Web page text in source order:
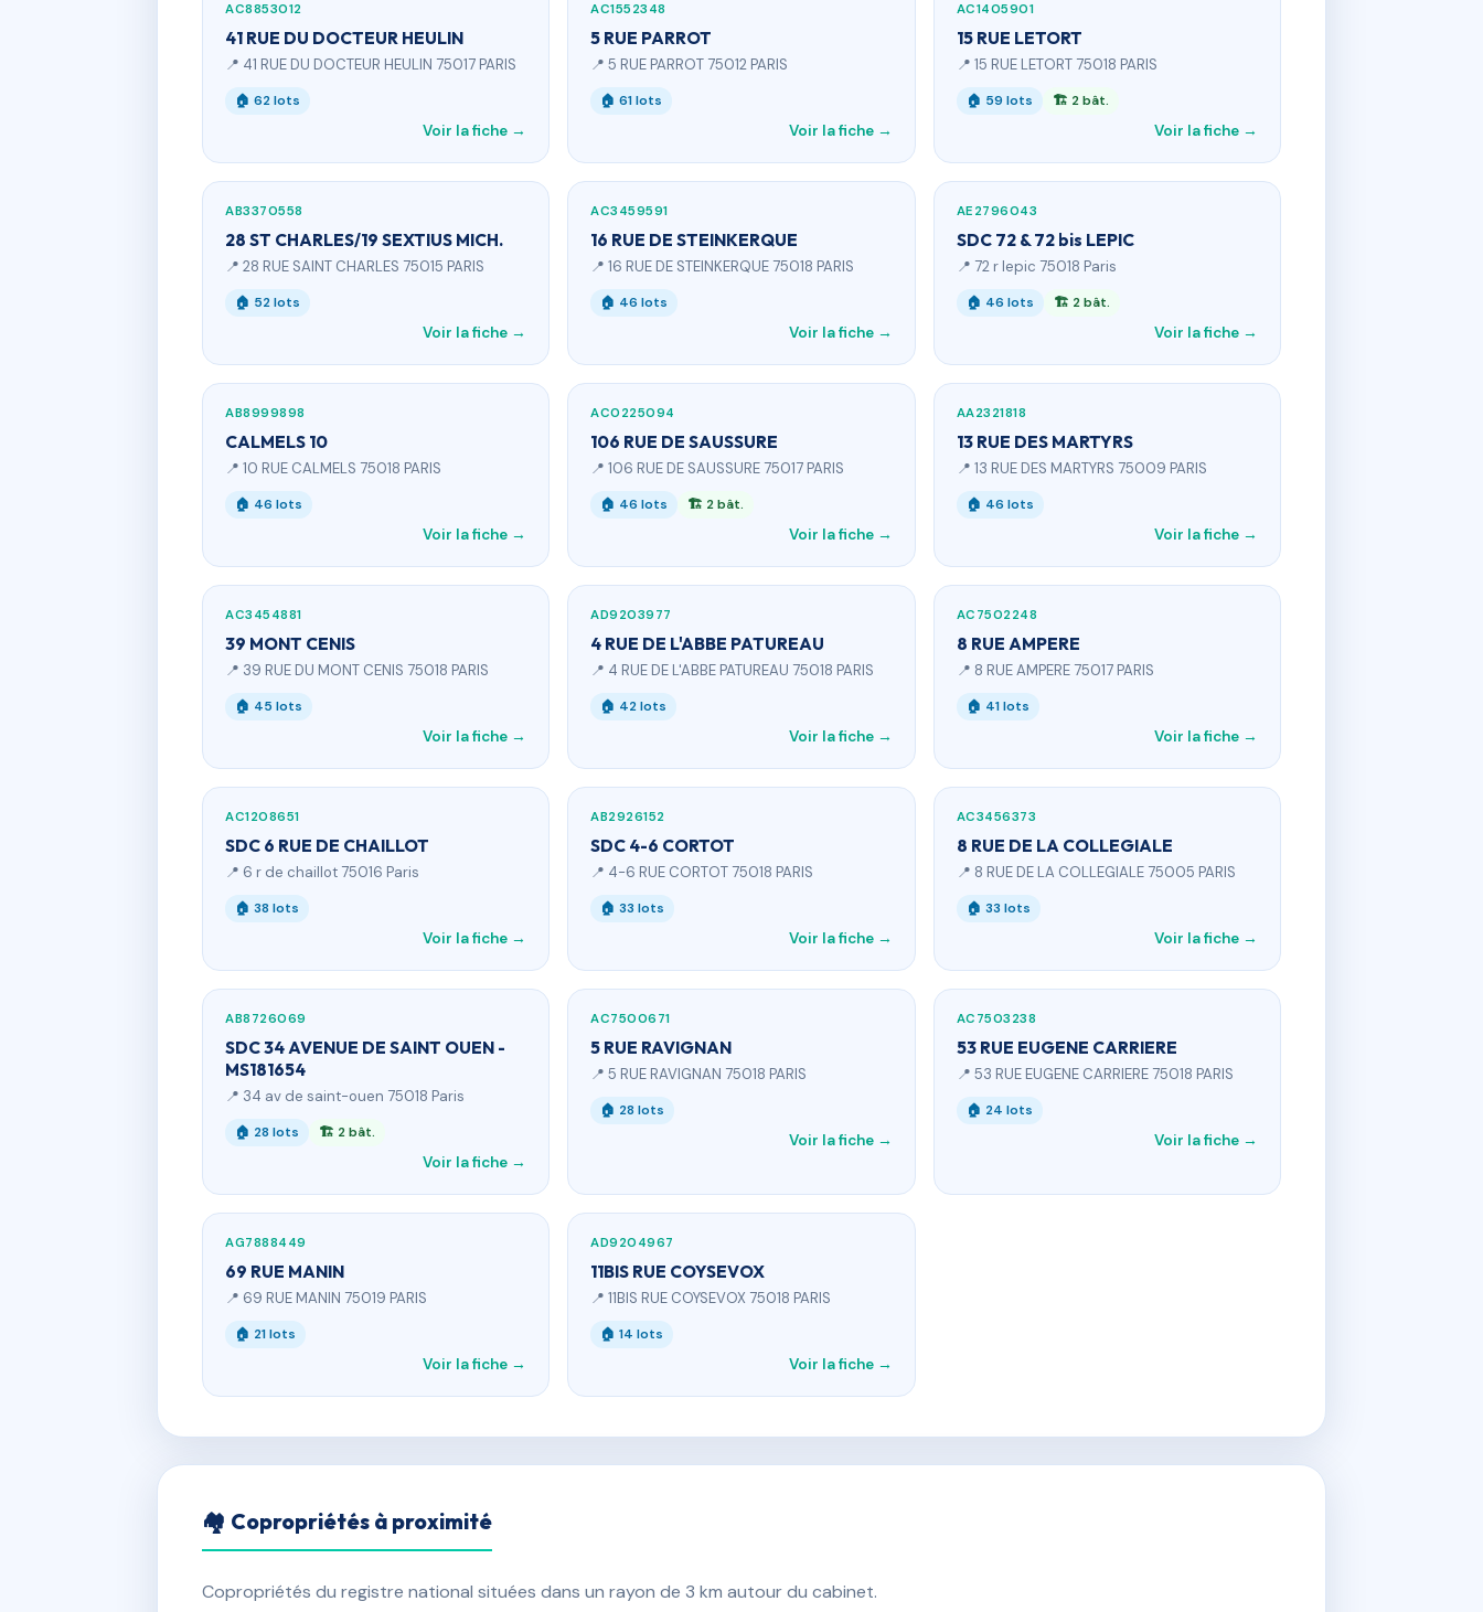
AC8853012
41 RUE DU DOCTEUR HEULIN
📍 41 RUE DU DOCTEUR HEULIN 75017 PARIS
🏠 62 lots
Voir la fiche →
AC1552348
5 RUE PARROT
📍 5 RUE PARROT 75012 PARIS
🏠 61 lots
Voir la fiche →
AC1405901
15 RUE LETORT
📍 15 RUE LETORT 75018 PARIS
🏠 59 lots 🏗 2 bât.
Voir la fiche →
AB3370558
28 ST CHARLES/19 SEXTIUS MICH.
📍 28 RUE SAINT CHARLES 75015 PARIS
🏠 52 lots
Voir la fiche →
AC3459591
16 RUE DE STEINKERQUE
📍 16 RUE DE STEINKERQUE 75018 PARIS
🏠 46 lots
Voir la fiche →
AE2796043
SDC 72 & 72 bis LEPIC
📍 72 r lepic 75018 Paris
🏠 46 lots 🏗 2 bât.
Voir la fiche →
AB8999898
CALMELS 10
📍 10 RUE CALMELS 75018 PARIS
🏠 46 lots
Voir la fiche →
AC0225094
106 RUE DE SAUSSURE
📍 106 RUE DE SAUSSURE 75017 PARIS
🏠 46 lots 🏗 2 bât.
Voir la fiche →
AA2321818
13 RUE DES MARTYRS
📍 13 RUE DES MARTYRS 75009 PARIS
🏠 46 lots
Voir la fiche →
AC3454881
39 MONT CENIS
📍 39 RUE DU MONT CENIS 75018 PARIS
🏠 45 lots
Voir la fiche →
AD9203977
4 RUE DE L'ABBE PATUREAU
📍 4 RUE DE L'ABBE PATUREAU 75018 PARIS
🏠 42 lots
Voir la fiche →
AC7502248
8 RUE AMPERE
📍 8 RUE AMPERE 75017 PARIS
🏠 41 lots
Voir la fiche →
AC1208651
SDC 6 RUE DE CHAILLOT
📍 6 r de chaillot 75016 Paris
🏠 38 lots
Voir la fiche →
AB2926152
SDC 4-6 CORTOT
📍 4-6 RUE CORTOT 75018 PARIS
🏠 33 lots
Voir la fiche →
AC3456373
8 RUE DE LA COLLEGIALE
📍 8 RUE DE LA COLLEGIALE 75005 PARIS
🏠 33 lots
Voir la fiche →
AB8726069
SDC 34 AVENUE DE SAINT OUEN -
MS181654
📍 34 av de saint-ouen 75018 Paris
🏠 28 lots 🏗 2 bât.
Voir la fiche →
AC7500671
5 RUE RAVIGNAN
📍 5 RUE RAVIGNAN 75018 PARIS
🏠 28 lots
Voir la fiche →
AC7503238
53 RUE EUGENE CARRIERE
📍 53 RUE EUGENE CARRIERE 75018 PARIS
🏠 24 lots
Voir la fiche →
AG7888449
69 RUE MANIN
📍 69 RUE MANIN 75019 PARIS
🏠 21 lots
Voir la fiche →
AD9204967
11BIS RUE COYSEVOX
📍 11BIS RUE COYSEVOX 75018 PARIS
🏠 14 lots
Voir la fiche →
🏘 Copropriétés à proximité
Copropriétés du registre national situées dans un rayon de 3 km autour du cabinet.